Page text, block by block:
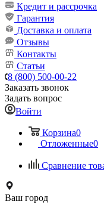
Кредит и рассрочка
Гарантия
Доставка и оплата
Отзывы
Контакты
Статьи
8 (800) 500-00-22
Заказать звонок
Задать вопрос
Войти
Корзина0
Отложенные0
Сравнение
Ваш город